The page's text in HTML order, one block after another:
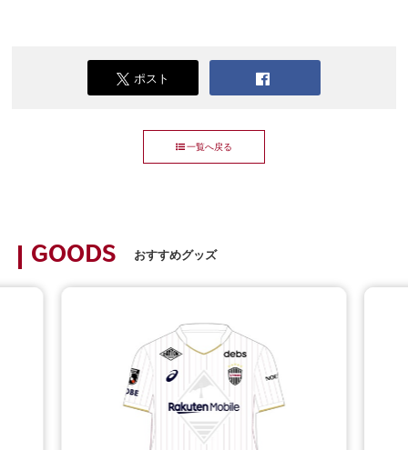
ポスト
一覧へ戻る
GOODS おすすめグッズ